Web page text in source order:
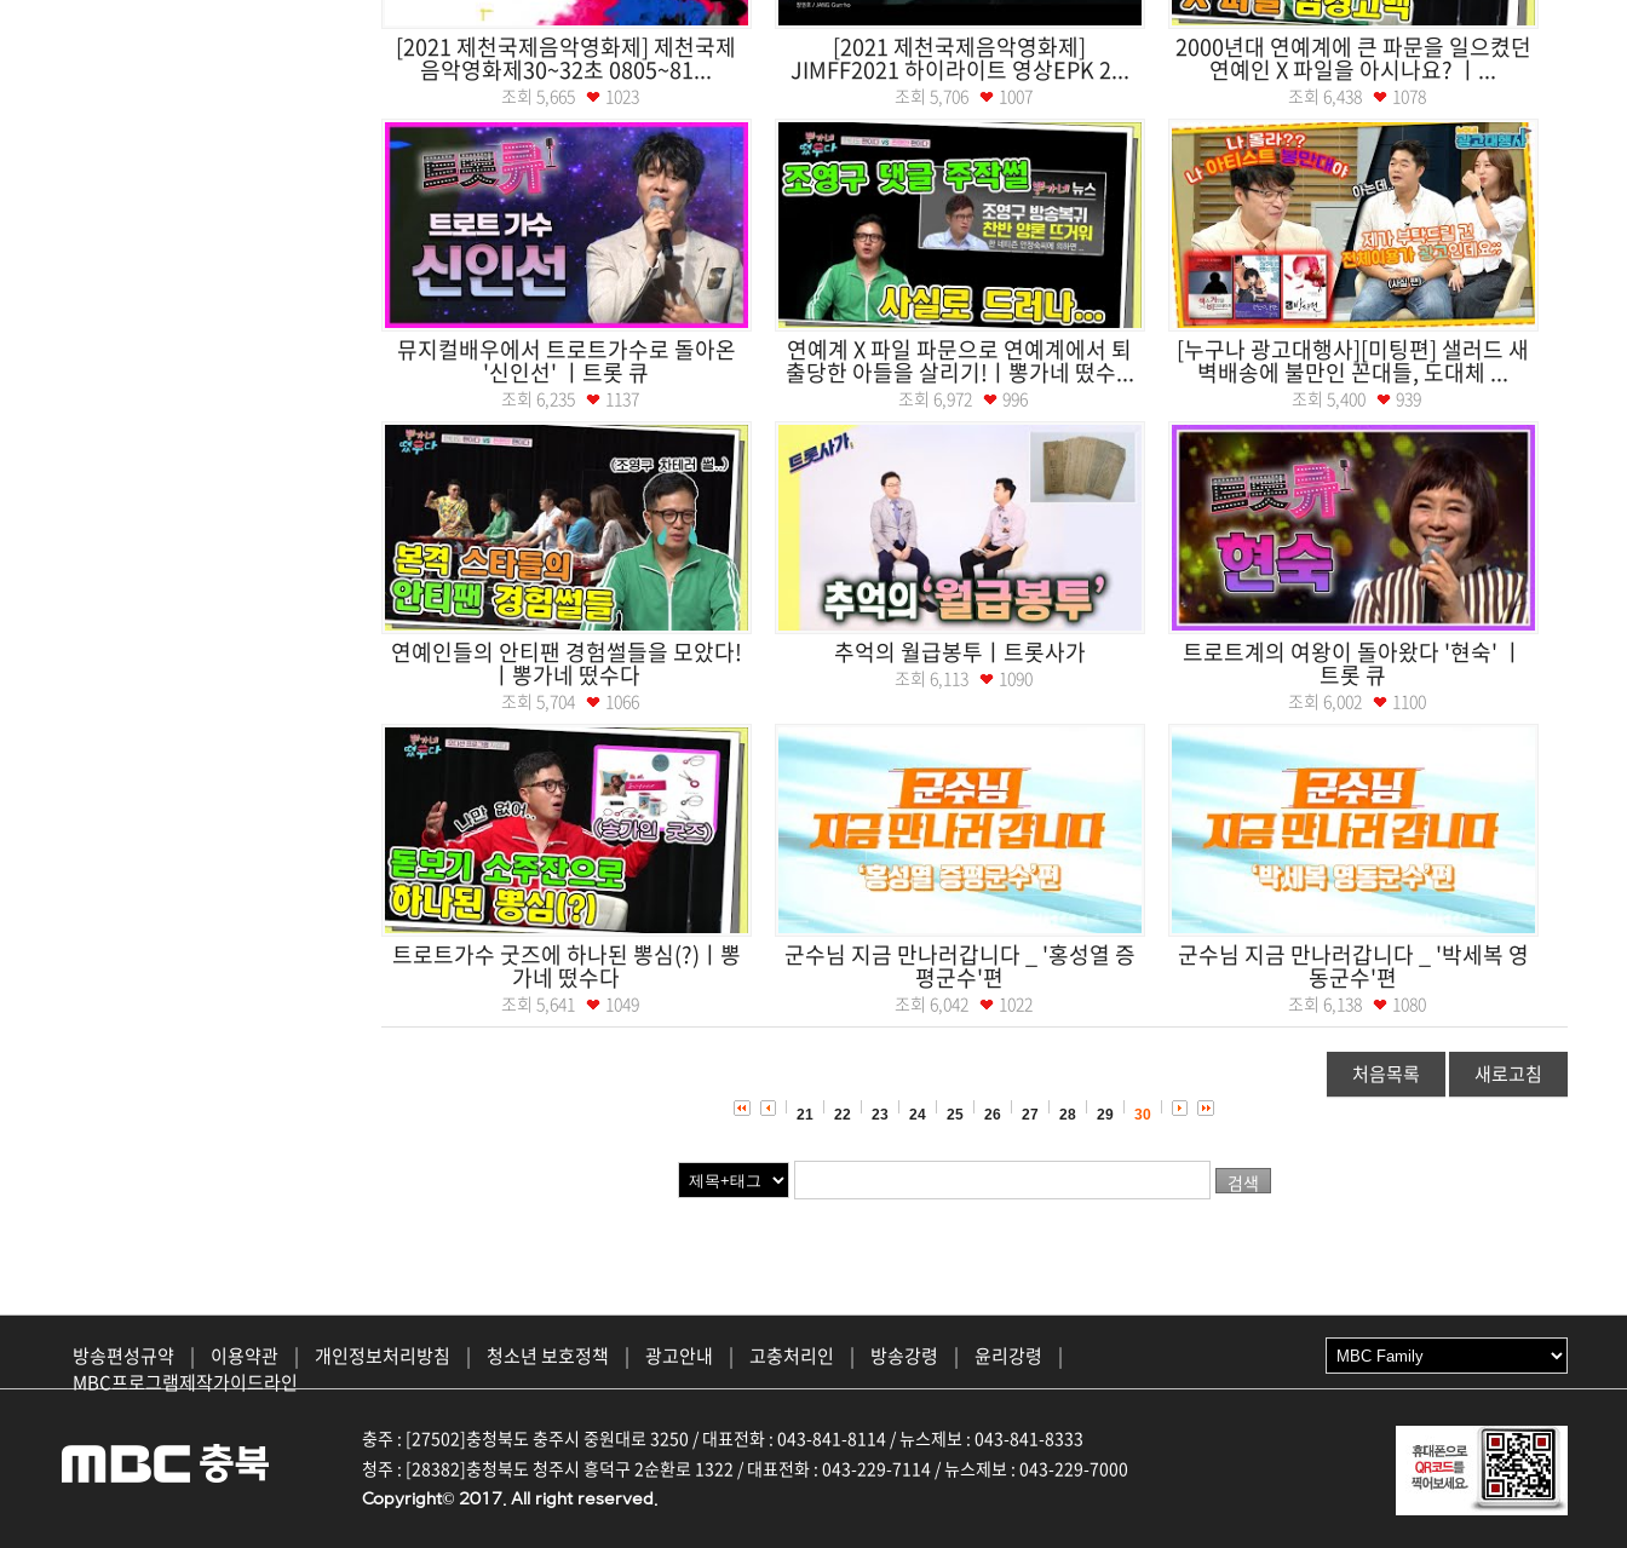
[2021 제천국제음악영화제] 제천국제
음악영화제30~32초 0805~81...
조회 5,665 1023
[2021 제천국제음악영화제]
JIMFF2021 하이라이트 영상EPK 2...
조회 5,706 1007
2000년대 연예계에 큰 파문을 일으켰던
연예인 X 파일을 아시나요? ㅣ...
조회 6,438 1078
뮤지컬배우에서 트로트가수로 돌아온
'신인선' ㅣ트롯 큐
조회 6,235 1137
연예계 X 파일 파문으로 연예계에서 퇴
출당한 아들을 살리기!ㅣ뽕가네 떴수...
조회 6,972 996
[누구나 광고대행사][미팅편] 샐러드 새
벽배송에 불만인 꼰대들, 도대체 ...
조회 5,400 939
연예인들의 안티팬 경험썰들을 모았다!
ㅣ뽕가네 떴수다
조회 5,704 1066
추억의 월급봉투ㅣ트롯사가
조회 6,113 1090
트로트계의 여왕이 돌아왔다 '현숙' ㅣ
트롯 큐
조회 6,002 1100
트로트가수 굿즈에 하나된 뽕심(?)ㅣ뽕
가네 떴수다
조회 5,641 1049
군수님 지금 만나러갑니다 _ '홍성열 증
평군수'편
조회 6,042 1022
군수님 지금 만나러갑니다 _ '박세복 영
동군수'편
조회 6,138 1080
처음목록 새로고침
21 22 23 24 25 26 27 28 29 30
방송편성규약 | 이용약관 | 개인정보처리방침 | 청소년 보호정책 | 광고안내 | 고충처리인 | 방송강령 | 윤리강령
|
MBC프로그램제작가이드라인
충주 : [27502]충청북도 충주시 중원대로 3250 / 대표전화 : 043-841-8114 / 뉴스제보 : 043-841-8333
청주 : [28382]충청북도 청주시 흥덕구 2순환로 1322 / 대표전화 : 043-229-7114 / 뉴스제보 : 043-229-7000
Copyright© 2017. All right reserved.